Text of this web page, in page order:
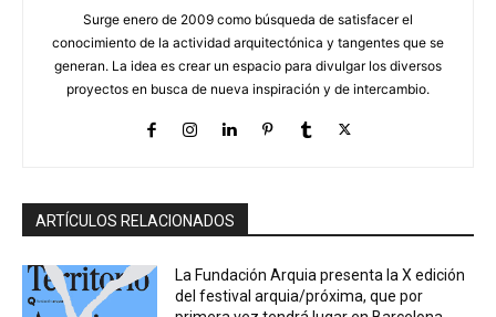
Surge enero de 2009 como búsqueda de satisfacer el
conocimiento de la actividad arquitectónica y tangentes que se
generan. La idea es crear un espacio para divulgar los diversos
proyectos en busca de nueva inspiración y de intercambio.
ARTÍCULOS RELACIONADOS
La Fundación Arquia presenta la X edición
del festival arquia/próxima, que por